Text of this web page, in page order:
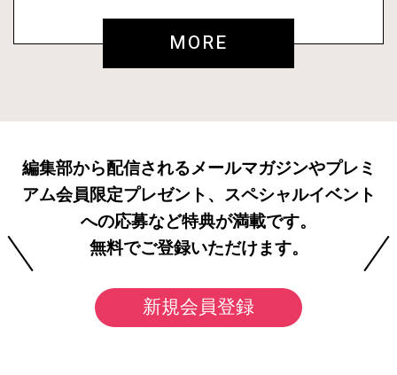
MORE
編集部から配信されるメールマガジンやプレミ
アム会員限定プレゼント、スペシャルイベント
への応募など特典が満載です。
無料でご登録いただけます。
新規会員登録